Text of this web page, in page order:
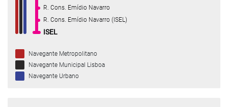
R. Cons. Emídio Navarro
R. Cons. Emídio Navarro (ISEL)
ISEL
Navegante Metropolitano
Navegante Municipal Lisboa
Navegante Urbano